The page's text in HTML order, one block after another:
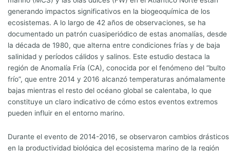
generando impactos significativos en la biogeoquímica de los
ecosistemas. A lo largo de 42 años de observaciones, se ha
documentado un patrón cuasiperiódico de estas anomalías, desde
la década de 1980, que alterna entre condiciones frías y de baja
salinidad y períodos cálidos y salinos. Este estudio destaca la
región de Anomalía Fría (CA), conocida por el fenómeno del “bulto
frío”, que entre 2014 y 2016 alcanzó temperaturas anómalamente
bajas mientras el resto del océano global se calentaba, lo que
constituye un claro indicativo de cómo estos eventos extremos
pueden influir en el entorno marino.
Durante el evento de 2014-2016, se observaron cambios drásticos
en la productividad biológica del ecosistema marino de la región